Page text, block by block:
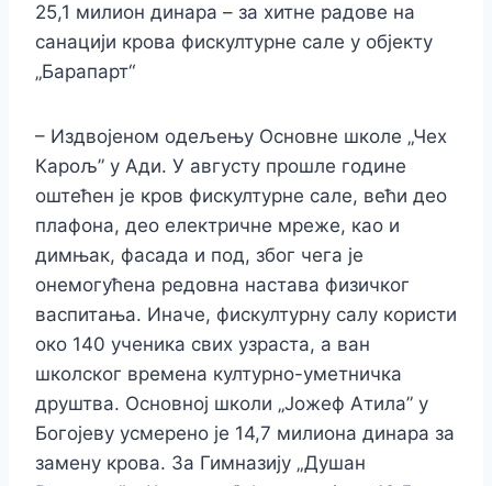
25,1 милион динара – за хитне радове на
санацији крова фискултурне сале у објекту
„Барапарт“
– Издвојеном одељењу Основне школе „Чех
Карољ” у Ади. У августу прошле године
оштећен је кров фискултурне сале, већи део
плафона, део електричне мреже, као и
димњак, фасада и под, због чега је
онемогућена редовна настава физичког
васпитања. Иначе, фискултурну салу користи
око 140 ученика свих узраста, а ван
школског времена културно-уметничка
друштва. Основној школи „Јожеф Атила” у
Богојеву усмерено је 14,7 милиона динара за
замену крова. За Гимназију „Душан